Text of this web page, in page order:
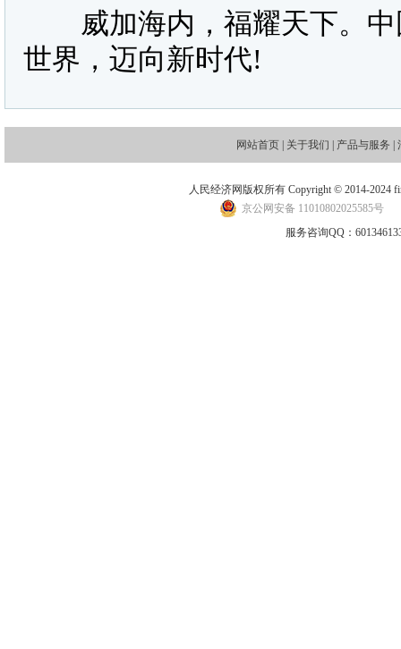
威加海内，福耀天下。中
世界，迈向新时代!
网站首页 关于我们 产品与服务
人民经济网版权所有 Copyright © 2014-2024
京公网安备 11010802025585号
服务咨询QQ：